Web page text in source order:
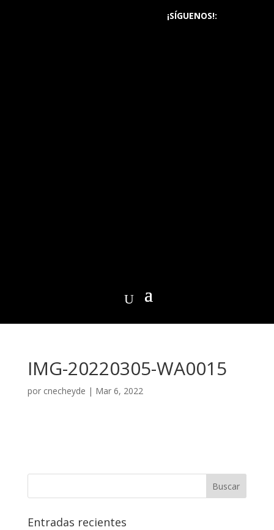
¡SÍGUENOS!:
IMG-20220305-WA0015
por cnecheyde | Mar 6, 2022
Entradas recientes